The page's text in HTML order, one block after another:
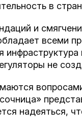
в
и
всеми
не
надеяться,